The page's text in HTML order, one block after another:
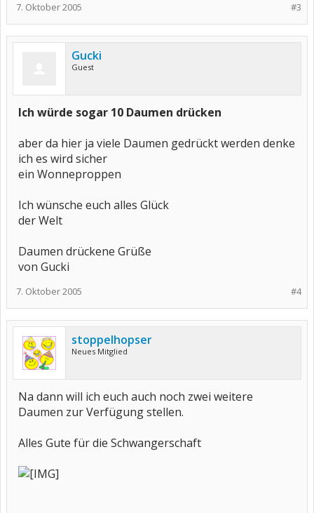
#3
7. Oktober 2005
Gucki
Guest
Ich würde sogar 10 Daumen drücken
aber da hier ja viele Daumen gedrückt werden denke
ich es wird sicher
ein Wonneproppen
Ich wünsche euch alles Glück
der Welt
Daumen drückene Grüße
von Gucki
#4
7. Oktober 2005
stoppelhopser
Neues Mitglied
Na dann will ich euch auch noch zwei weitere
Daumen zur Verfügung stellen.
Alles Gute für die Schwangerschaft